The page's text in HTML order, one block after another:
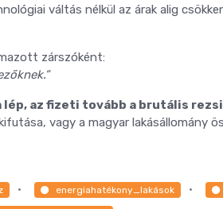
váltás nélkül az árak alig
zárszóként:
lép, az fizeti tovább a brutális
vagy a magyar lakásállomány
energiahatékony_lakások